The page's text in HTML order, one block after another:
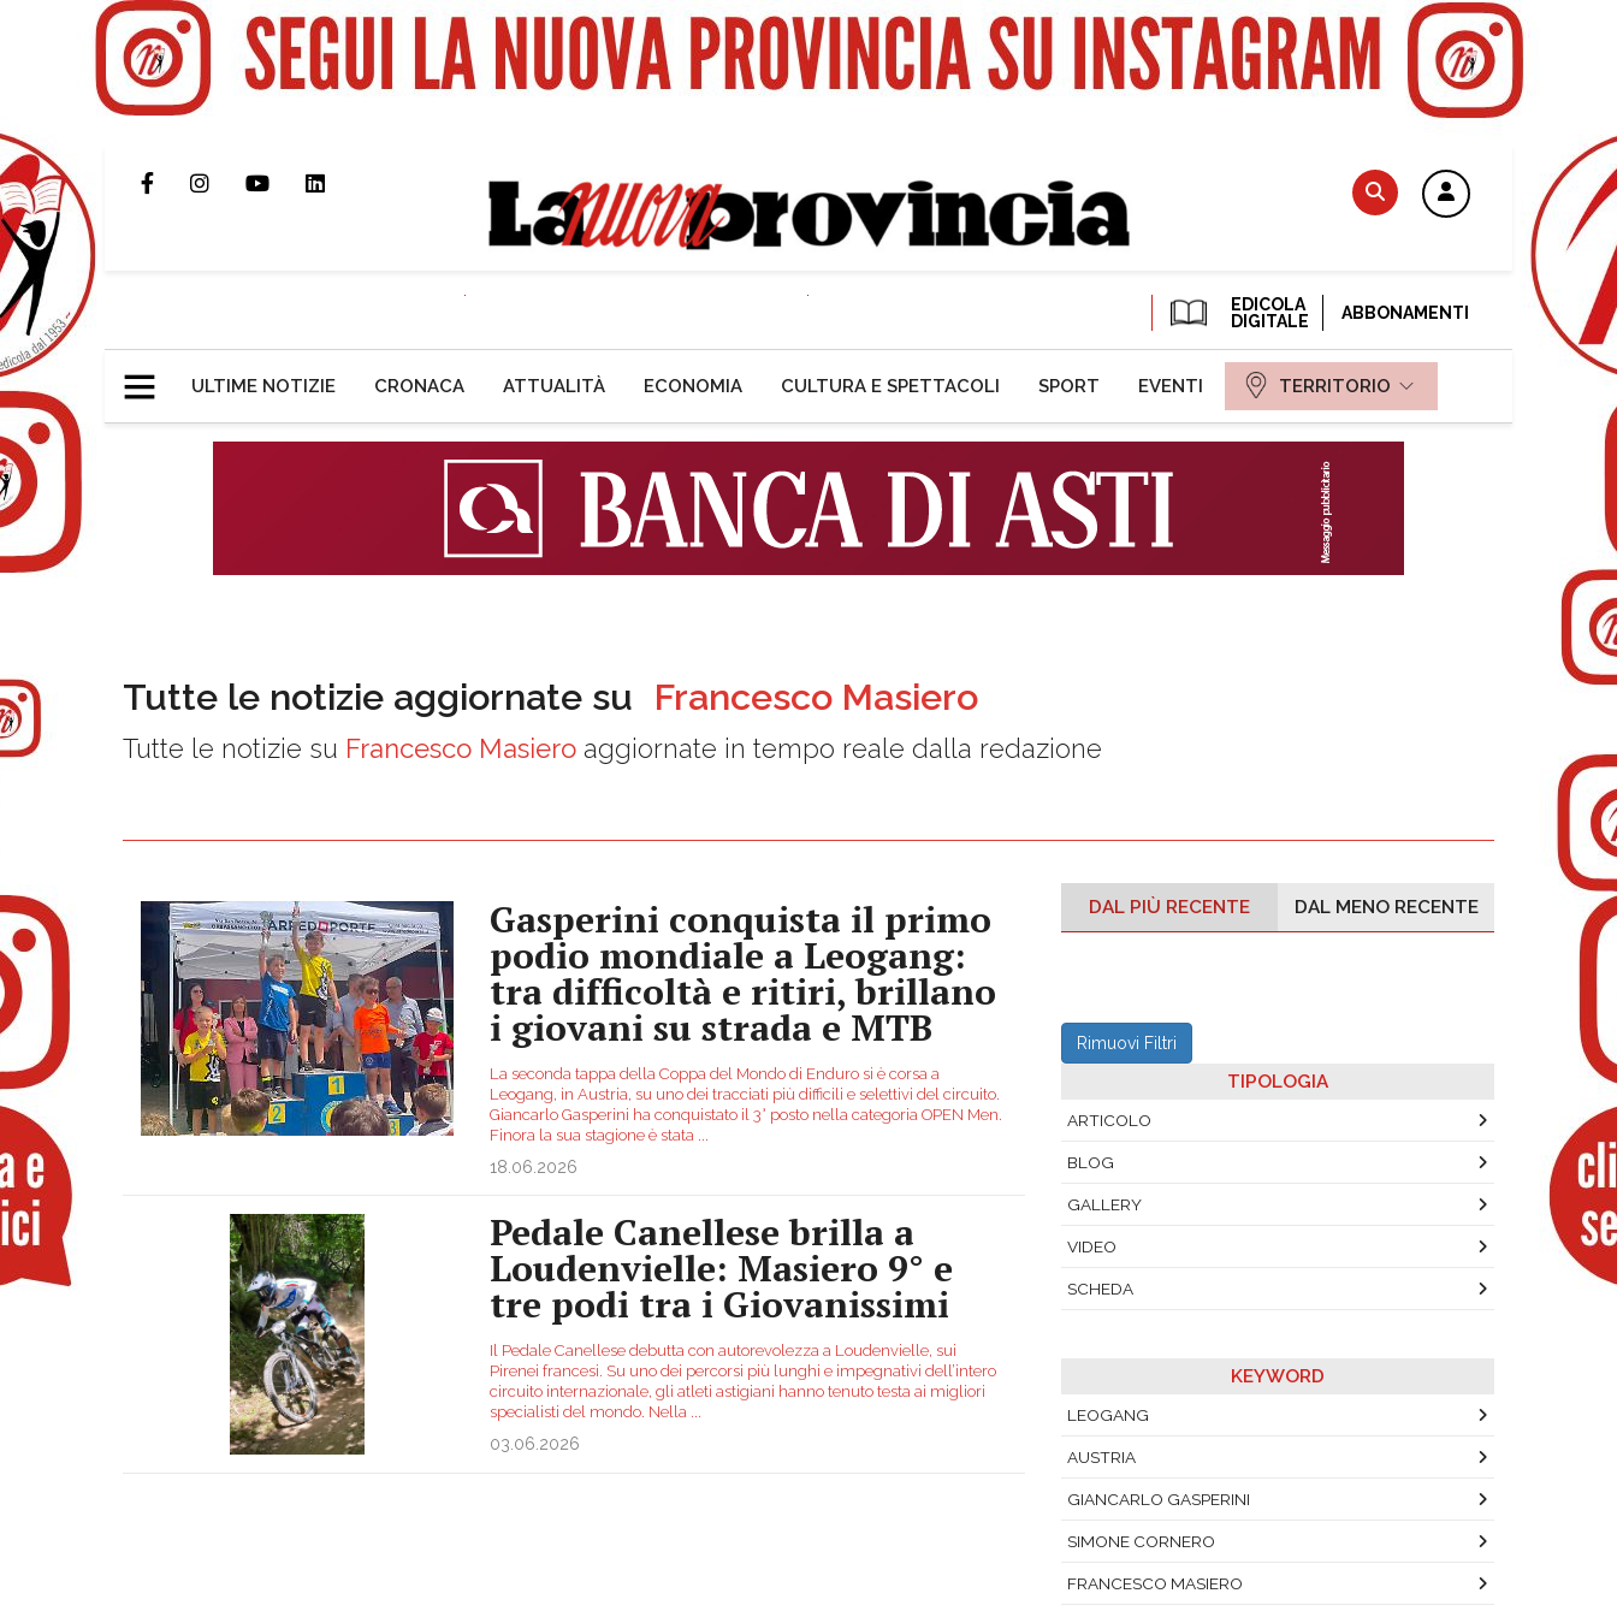
EDICOLA
DIGITALE
ABBONAMENTI
ULTIME NOTIZIE CRONACA ATTUALITÀ ECONOMIA CULTURA E SPETTACOLI SPORT EVENTI TERRITORIO
Tutte le notizie aggiornate su Francesco Masiero
Tutte le notizie su Francesco Masiero aggiornate in tempo reale dalla redazione
Gasperini conquista il primo
podio mondiale a Leogang:
tra difficoltà e ritiri, brillano
i giovani su strada e MTB
La seconda tappa della Coppa del Mondo di Enduro si è corsa a
Leogang, in Austria, su uno dei tracciati più difficili e selettivi del circuito.
Giancarlo Gasperini ha conquistato il 3° posto nella categoria OPEN Men.
Finora la sua stagione è stata
18.06.2026
Pedale Canellese brilla a
Loudenvielle: Masiero 9° e
tre podi tra i Giovanissimi
Il Pedale Canellese debutta con autorevolezza a Loudenvielle, sui
Pirenei francesi. Su uno dei percorsi più lunghi e impegnativi dell’intero
circuito internazionale, gli atleti astigiani hanno tenuto testa ai migliori
specialisti del mondo. Nella
03.06.2026
DAL PIÙ RECENTE DAL MENO RECENTE
Rimuovi Filtri
TIPOLOGIA
ARTICOLO
BLOG
GALLERY
VIDEO
SCHEDA
KEYWORD
LEOGANG
AUSTRIA
GIANCARLO GASPERINI
SIMONE CORNERO
FRANCESCO MASIERO